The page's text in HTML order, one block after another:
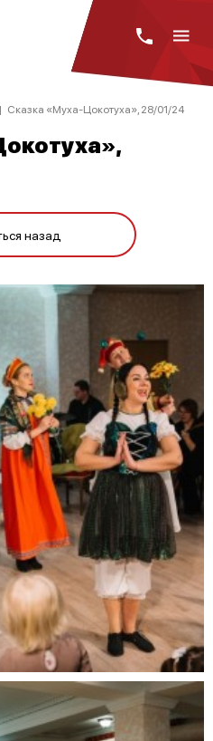
| Сказка «Муха-Цокотуха», 28/01/24
назад